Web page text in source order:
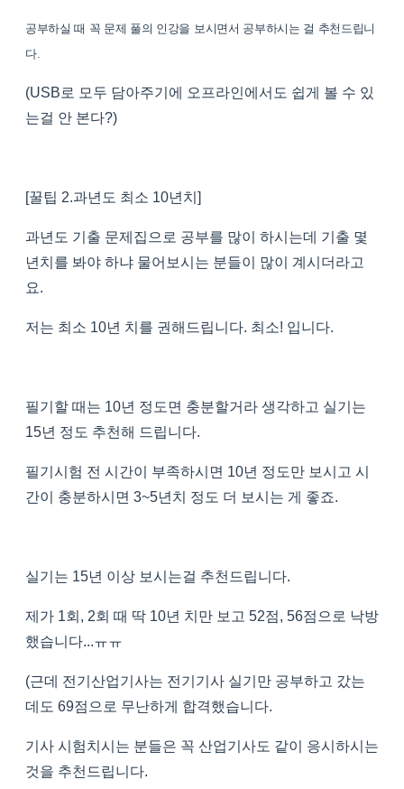
공부하실 때 꼭 문제 풀의 인강을 보시면서 공부하시는 걸 추천드립니
다.
(USB로 모두 담아주기에 오프라인에서도 쉽게 볼 수 있
는걸 안 본다?)
[꿀팁 2.과년도 최소 10년치]
과년도 기출 문제집으로 공부를 많이 하시는데 기출 몇
년치를 봐야 하냐 물어보시는 분들이 많이 계시더라고
요.
저는 최소 10년 치를 권해드립니다. 최소! 입니다.
필기할 때는 10년 정도면 충분할거라 생각하고 실기는
15년 정도 추천해 드립니다.
필기시험 전 시간이 부족하시면 10년 정도만 보시고 시
간이 충분하시면 3~5년치 정도 더 보시는 게 좋죠.
실기는 15년 이상 보시는걸 추천드립니다.
제가 1회, 2회 때 딱 10년 치만 보고 52점, 56점으로 낙방
했습니다...ㅠㅠ
(근데 전기산업기사는 전기기사 실기만 공부하고 갔는
데도 69점으로 무난하게 합격했습니다.
기사 시험치시는 분들은 꼭 산업기사도 같이 응시하시는
것을 추천드립니다.